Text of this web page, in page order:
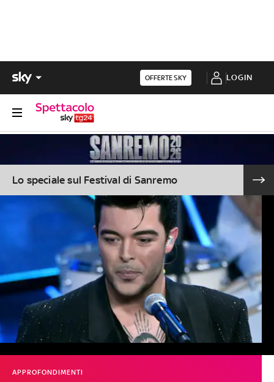
OFFERTE SKY LOGIN
Lo speciale sul Festival di Sanremo
APPROFONDIMENTI